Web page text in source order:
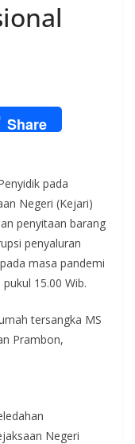
Share
pada
Negeri (Kejari)
penyitaan barang
penyaluran
masa pandemi
15.00 Wib.
tersangka MS
Prambon,
Negeri